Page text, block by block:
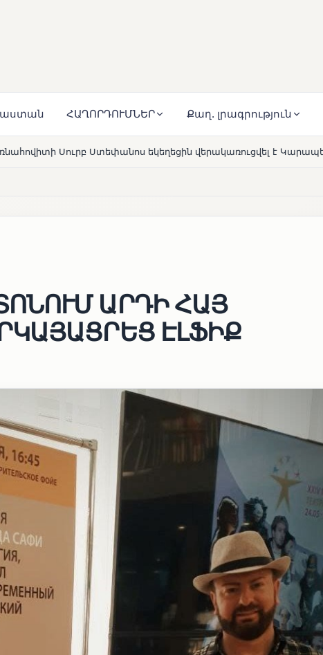
ՀԱՂՈՐԴՈՒՄՆԵՐ Քաղ. լրագրություն
եկեղեցին վերակառուցվել է Կարապետյան ընտանիքի
ԱՐԴԻ ՀԱՅ
ԷԼՖԻՔ